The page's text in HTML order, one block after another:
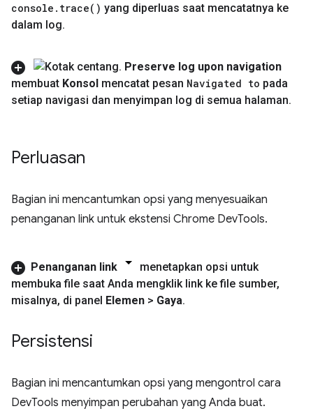
console . trace( ) yang diperluas saat mencatatnya ke
dalam log.
Preserve log upon navigation
membuat Konsol mencatat pesan Navigated to pada
setiap navigasi dan menyimpan log di semua halaman.
Perluasan
Bagian ini mencantumkan opsi yang menyesuaikan
penanganan link untuk ekstensi Chrome DevTools.
Penanganan link
menetapkan opsi untuk
membuka file saat Anda mengklik link ke file sumber,
misalnya, di panel Elemen > Gaya.
Persistensi
Bagian ini mencantumkan opsi yang mengontrol cara
DevTools menyimpan perubahan yang Anda buat.